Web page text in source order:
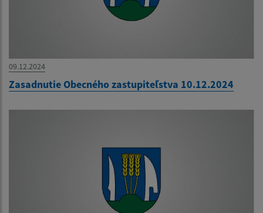
09.12.2024
Zasadnutie Obecného zastupiteľstva 10.12.2024